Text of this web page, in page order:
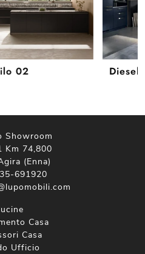
02 Diesel
Showroom
Km 74,800
(Enna)
691920
Casa
Casa
Ufficio